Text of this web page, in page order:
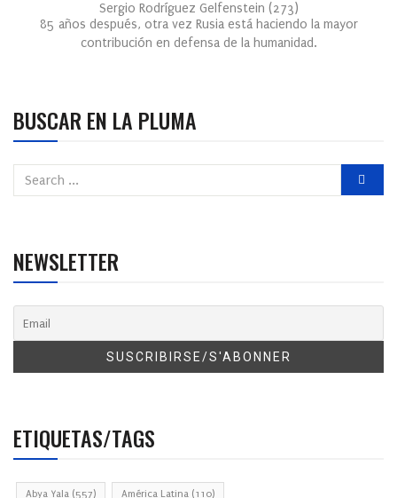
Sergio Rodríguez Gelfenstein (273)
85 años después, otra vez Rusia está haciendo la mayor
contribución en defensa de la humanidad.
BUSCAR EN LA PLUMA
NEWSLETTER
ETIQUETAS/TAGS
Abya Yala (557) América Latina (110)